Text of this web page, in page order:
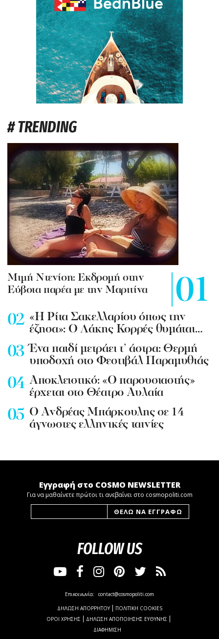
# TRENDING
Mιμή Ντενίση: Εκδρομή στην
Εύβοια παρέα με την Μαριτίνα
«Η Ρίτα Σακελλαρίου όπως την
έζησα»: Ο Λάκης Κορρές θυμάται…
Ένα παιδί μετράει τ’ άστρα: Θερμή
υποδοχή στο Φεστιβάλ Παραμυθιάς
Aποκλειστικό: «Ο παρουσιαστής»
έρχεται στο Θέατρο Αυλαία
Ο Ανδρέας Μπάρκουλης σε 14
άγνωστες ελληνικές ταινίες
Εγγραφή στο COSMO NEWSLETTER
Για να μαθαίνετε πρώτοι τι ανεβαίνει στο cosmopoliti.com
FOLLOW US
Επικοινωνία: contact@cosmopoliti.com
ΔΗΛΩΣΗ ΑΠΟΡΡΗΤΟΥ
ΠΟΛΙΤΙΚΗ COOKIES
ΟΡΟΙ ΧΡΗΣΗΣ
ΔΗΛΩΣΗ ΑΠΟΠΟΙΗΣΗΣ ΕΥΘΥΝΗΣ
ΔΙΑΦΗΜΙΣΗ